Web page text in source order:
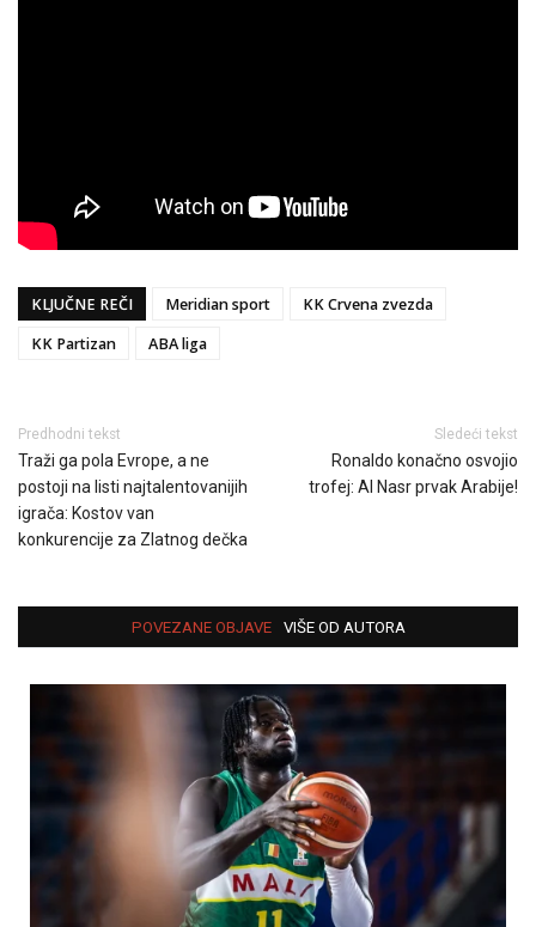
KLJUČNE REČI Meridian sport
KK Crvena zvezda
KK Partizan
ABA liga
Predhodni tekst
Traži ga pola Evrope, a ne
postoji na listi najtalentovanijih
igrača: Kostov van
konkurencije za Zlatnog dečka
Sledeći tekst
Ronaldo konačno osvojio
trofej: Al Nasr prvak Arabije!
POVEZANE OBJAVE VIŠE OD AUTORA